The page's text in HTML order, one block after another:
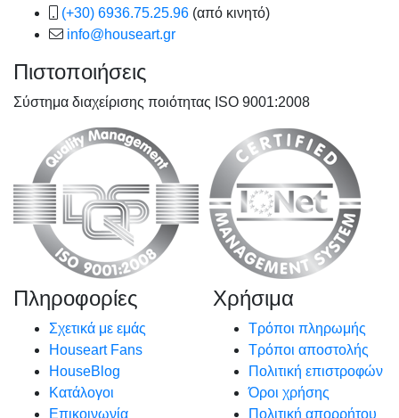
(+30) 6936.75.25.96 (από κινητό)
info@houseart.gr
Πιστοποιήσεις
Σύστημα διαχείρισης ποιότητας ISO 9001:2008
Πληροφορίες
Σχετικά με εμάς
Houseart Fans
HouseBlog
Κατάλογοι
Επικοινωνία
Χρήσιμα
Τρόποι πληρωμής
Τρόποι αποστολής
Πολιτική επιστροφών
Όροι χρήσης
Πολιτική απορρήτου